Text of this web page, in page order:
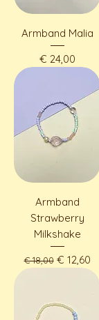
Armband Malia
Preis
€ 24,00
Armband
Strawberry
Milkshake
Standardpreis
€ 18,00 Sale-Preis
€ 12,60